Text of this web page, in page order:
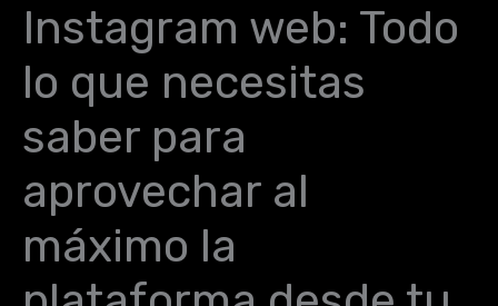
Instagram web: Todo
lo que necesitas
saber para
aprovechar al
máximo la